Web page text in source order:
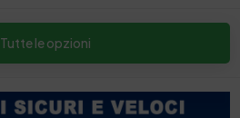
Tutte le opzioni